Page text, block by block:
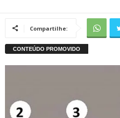
Compartilhe: